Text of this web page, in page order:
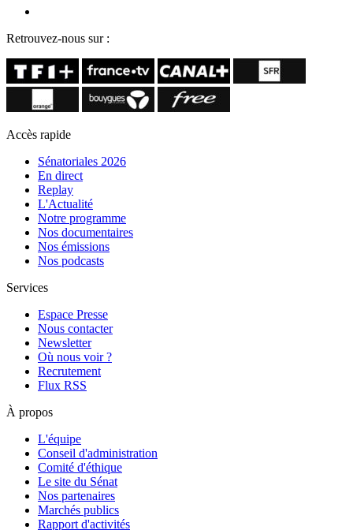
Retrouvez-nous sur :
Accès rapide
Sénatoriales 2026
En direct
Replay
L'Actualité
Notre programme
Nos documentaires
Nos émissions
Nos podcasts
Services
Espace Presse
Nous contacter
Newsletter
Où nous voir ?
Recrutement
Flux RSS
À propos
L'équipe
Conseil d'administration
Comité d'éthique
Le site du Sénat
Nos partenaires
Marchés publics
Rapport d'activités